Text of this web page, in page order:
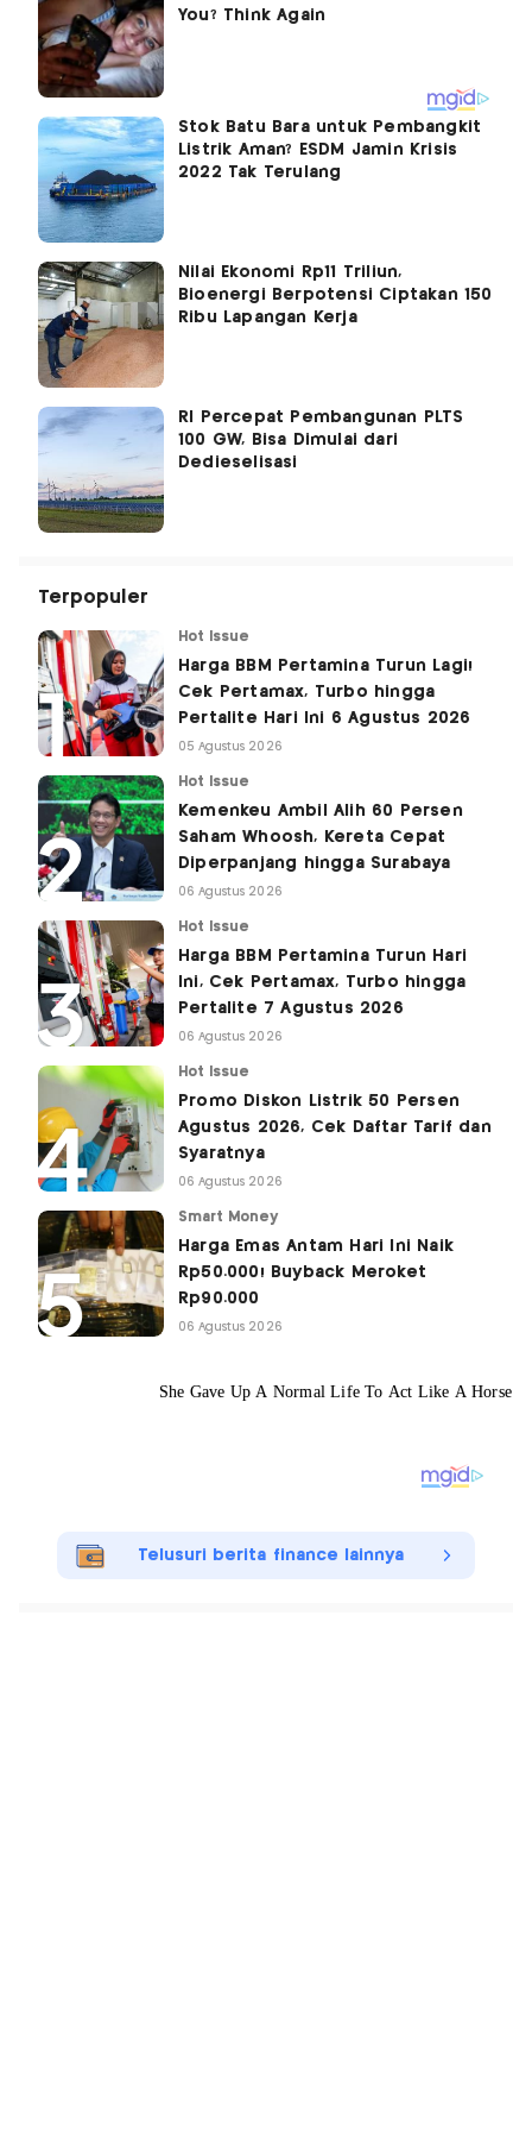
Stok Batu Bara untuk Pembangkit
Listrik Aman? ESDM Jamin Krisis
2022 Tak Terulang
Nilai Ekonomi Rp11 Triliun,
Bioenergi Berpotensi Ciptakan 150
Ribu Lapangan Kerja
RI Percepat Pembangunan PLTS
100 GW, Bisa Dimulai dari
Dedieselisasi
Terpopuler
Hot Issue
Harga BBM Pertamina Turun Lagi!
Cek Pertamax, Turbo hingga
Pertalite Hari Ini 6 Agustus 2026
05 Agustus 2026
Hot Issue
Kemenkeu Ambil Alih 60 Persen
Saham Whoosh, Kereta Cepat
Diperpanjang hingga Surabaya
06 Agustus 2026
Hot Issue
Harga BBM Pertamina Turun Hari
Ini, Cek Pertamax, Turbo hingga
Pertalite 7 Agustus 2026
06 Agustus 2026
Hot Issue
Promo Diskon Listrik 50 Persen
Agustus 2026, Cek Daftar Tarif dan
Syaratnya
06 Agustus 2026
Smart Money
Harga Emas Antam Hari Ini Naik
Rp50.000! Buyback Meroket
Rp90.000
06 Agustus 2026
Telusuri berita finance lainnya